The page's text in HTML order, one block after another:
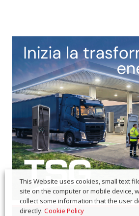
This Website uses cookies, small text
site on the computer or mobile device,
collect some information that the user
directly. Cookie Policy